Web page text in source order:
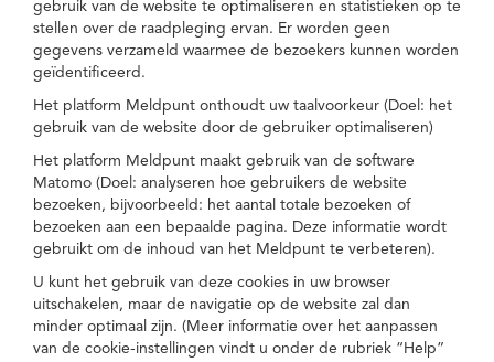
gebruik van de website te optimaliseren en statistieken op te
stellen over de raadpleging ervan. Er worden geen
gegevens verzameld waarmee de bezoekers kunnen worden
geïdentificeerd.
Het platform Meldpunt onthoudt uw taalvoorkeur (Doel: het
gebruik van de website door de gebruiker optimaliseren)
Het platform Meldpunt maakt gebruik van de software
Matomo (Doel: analyseren hoe gebruikers de website
bezoeken, bijvoorbeeld: het aantal totale bezoeken of
bezoeken aan een bepaalde pagina. Deze informatie wordt
gebruikt om de inhoud van het Meldpunt te verbeteren).
U kunt het gebruik van deze cookies in uw browser
uitschakelen, maar de navigatie op de website zal dan
minder optimaal zijn. (Meer informatie over het aanpassen
van de cookie-instellingen vindt u onder de rubriek “Help”